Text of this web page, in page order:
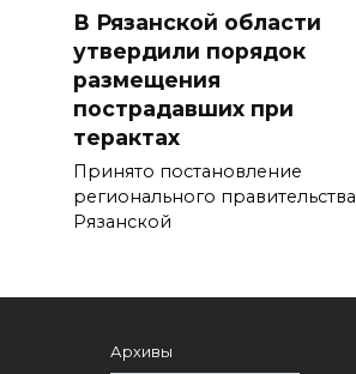
В Рязанской области
утвердили порядок
размещения
пострадавших при
терактах
Принято постановление
регионального правительства
Рязанской
Архивы